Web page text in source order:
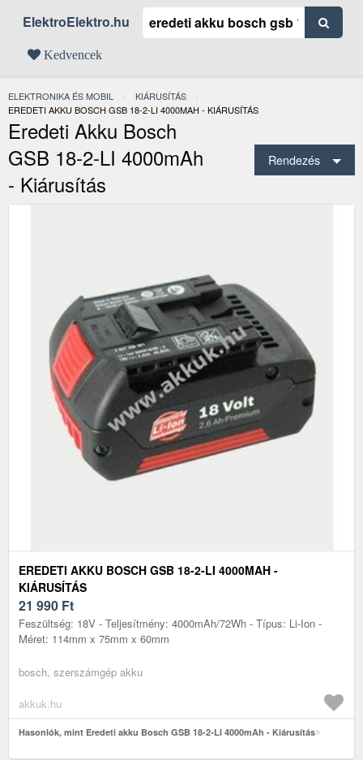
ElektroElektro.hu
Kedvencek
ELEKTRONIKA ÉS MOBIL
KIÁRUSÍTÁS
JELENLEGI:
EREDETI AKKU BOSCH GSB 18-2-LI 4000MAH - KIÁRUSÍTÁS
Eredeti Akku Bosch
GSB 18-2-LI 4000mAh
- Kiárusítás
Rendezés
EREDETI AKKU BOSCH GSB 18-2-LI 4000MAH -
KIÁRUSÍTÁS
21 990 Ft
Feszültség: 18V - Teljesítmény: 4000mAh/72Wh - Típus: Li-Ion -
Méret: 114mm x 75mm x 60mm
bosch, szerszámgép akku
akkuk.hu
Hasonlók, mint Eredeti akku Bosch GSB 18-2-LI 4000mAh - Kiárusítás